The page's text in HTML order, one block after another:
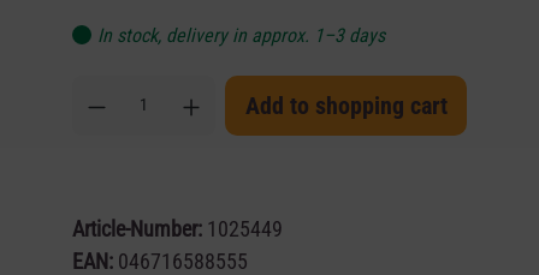
In stock, delivery in approx. 1–3 days
Add to shopping cart
Article-Number: 1025449
EAN: 046716588555